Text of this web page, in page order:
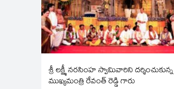
శ్రీ లక్ష్మీ నరసింహ స్వామివారిని దర్శించుకున్న
ముఖ్యమంత్రి రేవంత్ రెడ్డి గారు